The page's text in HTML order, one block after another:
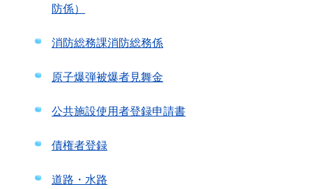
防係）
消防総務課消防総務係
原子爆弾被爆者見舞金
公共施設使用者登録申請書
債権者登録
道路・水路